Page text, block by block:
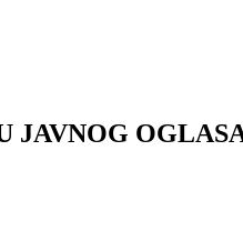
JAVNOG